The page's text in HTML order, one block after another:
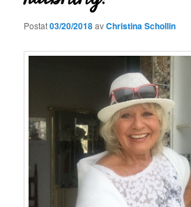
Postat03/20/2018avChristina Schollin